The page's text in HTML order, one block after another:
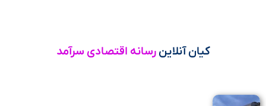
کیان آنلاین رسانه اقتصادی سرآمد